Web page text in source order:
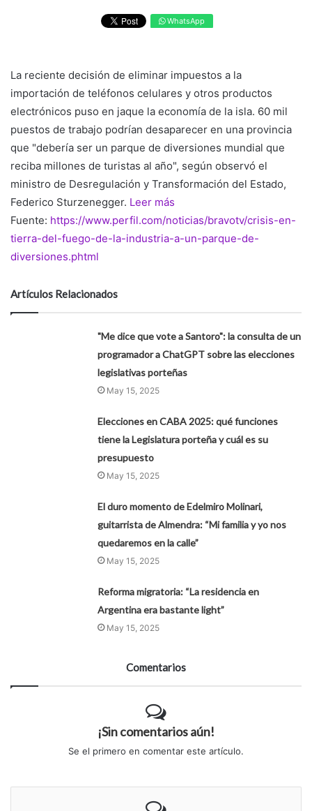
WhatsApp
La reciente decisión de eliminar impuestos a la
importación de teléfonos celulares y otros productos
electrónicos puso en jaque la economía de la isla. 60 mil
puestos de trabajo podrían desaparecer en una provincia
que "debería ser un parque de diversiones mundial que
reciba millones de turistas al año", según observó el
ministro de Desregulación y Transformación del Estado,
Federico Sturzenegger. Leer más
Fuente: https://www.perfil.com/noticias/bravotv/crisis-en-
tierra-del-fuego-de-la-industria-a-un-parque-de-
diversiones.phtml
Artículos Relacionados
"Me dice que vote a Santoro": la consulta de un
programador a ChatGPT sobre las elecciones
legislativas porteñas
May 15, 2025
Elecciones en CABA 2025: qué funciones
tiene la Legislatura porteña y cuál es su
presupuesto
May 15, 2025
El duro momento de Edelmiro Molinari,
guitarrista de Almendra: “Mi familia y yo nos
quedaremos en la calle”
May 15, 2025
Reforma migratoria: “La residencia en
Argentina era bastante light”
May 15, 2025
Comentarios
¡Sin comentarios aún!
Se el primero en comentar este artículo.